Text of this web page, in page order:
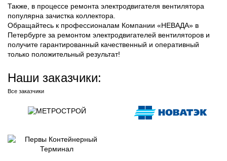
Также, в процессе ремонта электродвигателя вентилятора
популярна зачистка коллектора.
Обращайтесь к профессионалам Компании «НЕВАДА» в
Петербурге за ремонтом электродвигателей вентиляторов и
получите гарантированный качественный и оперативный
только положительный результат!
Наши заказчики:
Все заказчики